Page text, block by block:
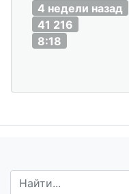
4 недели назад
41 216
8:18